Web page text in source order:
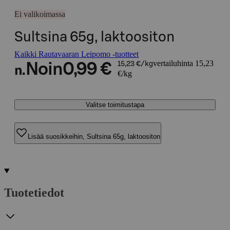
Ei valikoimassa
Sultsina 65g, laktoositon
Kaikki Rautavaaran Leipomo -tuotteet
n. Noin0,99 € 15,23 €/kgvertailuhinta 15,23
€/kg
Valitse toimitustapa
Lisää suosikkeihin, Sultsina 65g, laktoositon
Tuotetiedot